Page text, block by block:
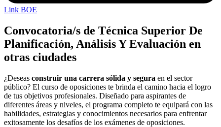
Link BOE
Convocatoria/s de Técnica Superior De
Planificación, Análisis Y Evaluación en
otras ciudades
¿Deseas construir una carrera sólida y segura en el sector
público? El curso de oposiciones te brinda el camino hacia el logro
de tus objetivos profesionales. Diseñado para aspirantes de
diferentes áreas y niveles, el programa completo te equipará con las
habilidades, estrategias y conocimientos necesarios para enfrentar
exitosamente los desafíos de los exámenes de oposiciones.